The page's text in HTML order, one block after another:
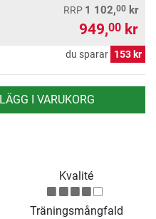
RRP 1 102,00 kr
949,00 kr
du sparar 153 kr
LÄGG I VARUKORG
Kvalité
Träningsmångfald